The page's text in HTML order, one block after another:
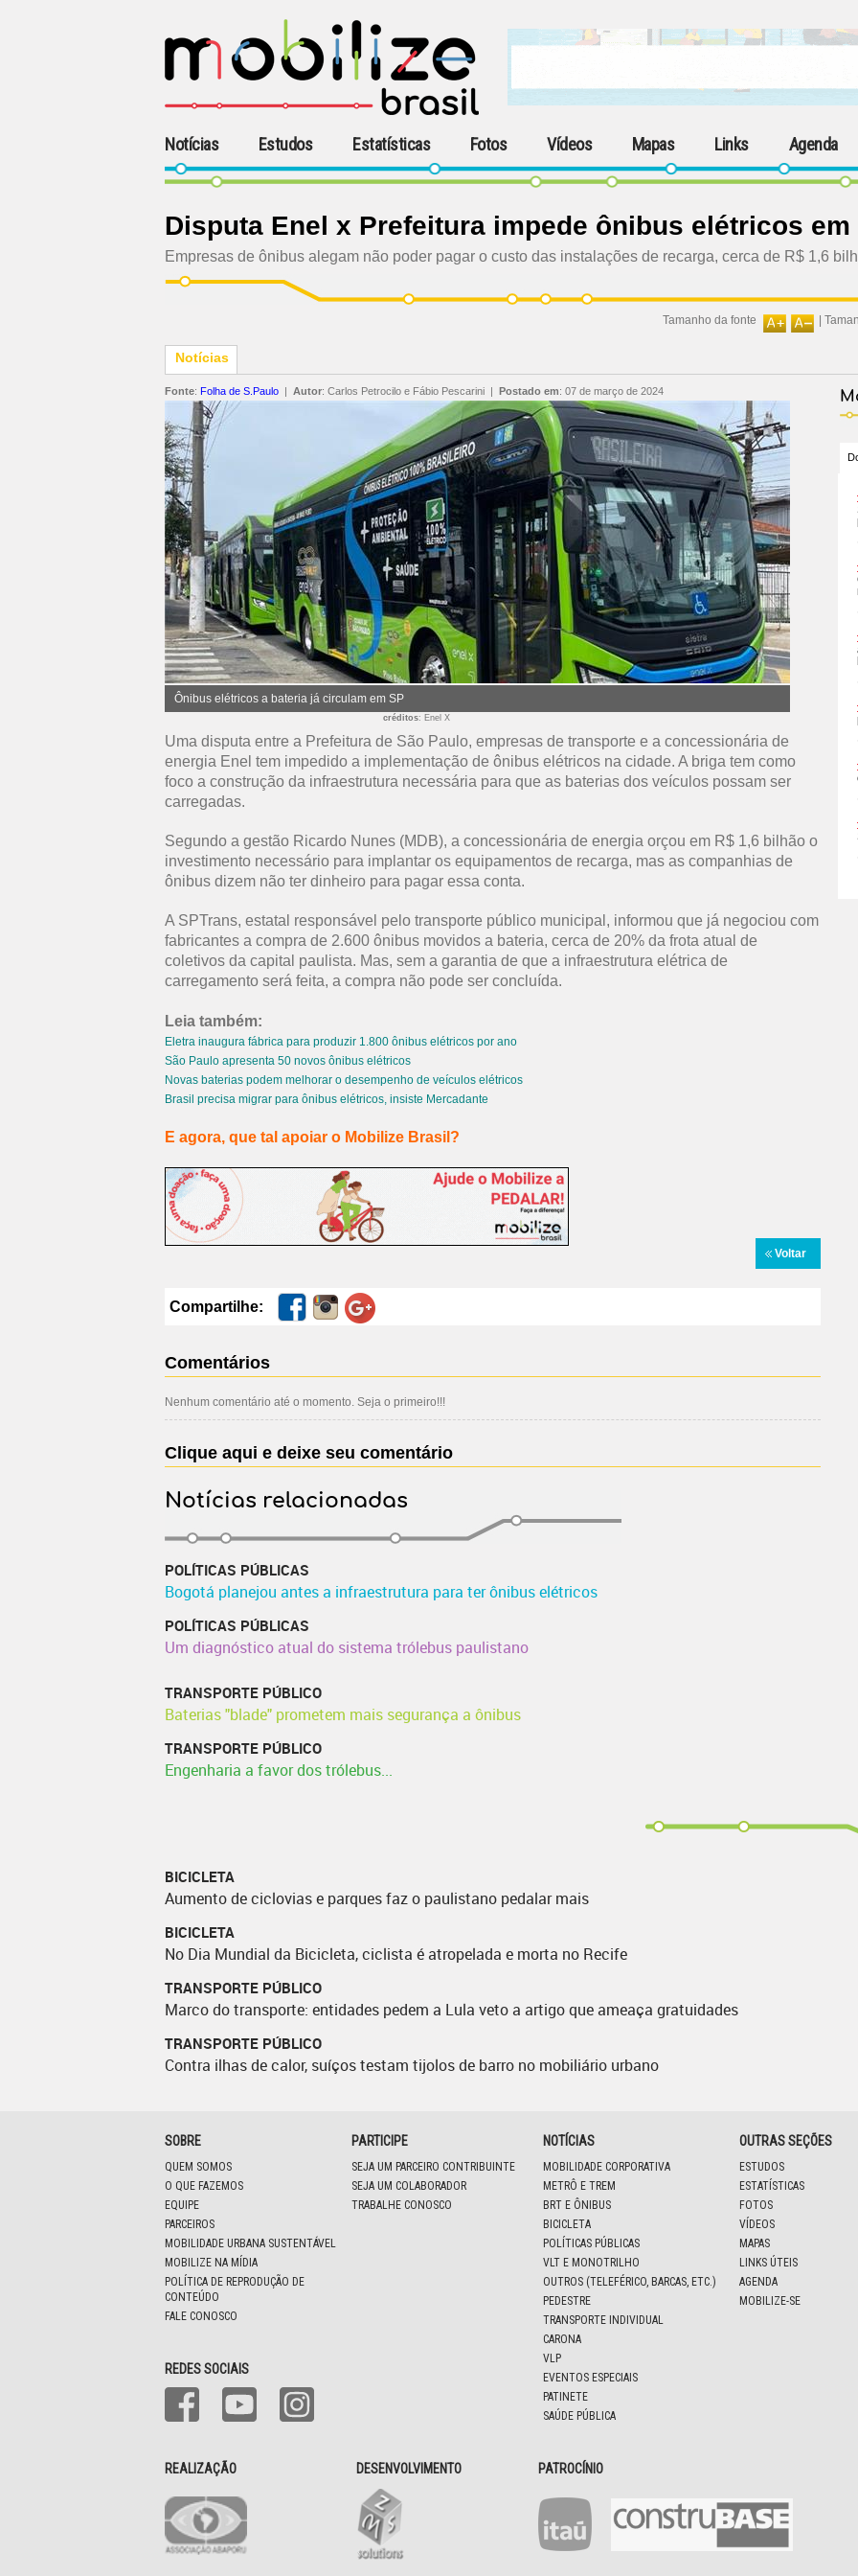
Notícias Estudos Estatísticas Fotos Vídeos Mapas Links Agenda
Disputa Enel x Prefeitura impede ônibus elétricos em
Empresas de ônibus alegam não poder pagar o custo das instalações de recarga, cerca de R$ 1,6
Tamanho da fonte
Notícias
Fonte: Folha de S.Paulo | Autor: Carlos Petrocilo e Fábio Pescarini | Postado em: 07 de março de 2024
Ônibus elétricos a bateria já circulam em SP
créditos: Enel X
Uma disputa entre a Prefeitura de São Paulo, empresas de transporte e a concessionária de
energia Enel tem impedido a implementação de ônibus elétricos na cidade. A briga tem como
foco a construção da infraestrutura necessária para que as baterias dos veículos possam ser
carregadas.
Segundo a gestão Ricardo Nunes (MDB), a concessionária de energia orçou em R$ 1,6 bilhão o
investimento necessário para implantar os equipamentos de recarga, mas as companhias de
ônibus dizem não ter dinheiro para pagar essa conta.
A SPTrans, estatal responsável pelo transporte público municipal, informou que já negociou com
fabricantes a compra de 2.600 ônibus movidos a bateria, cerca de 20% da frota atual de
coletivos da capital paulista. Mas, sem a garantia de que a infraestrutura elétrica de
carregamento será feita, a compra não pode ser concluída.
Leia também:
Eletra inaugura fábrica para produzir 1.800 ônibus elétricos por ano
São Paulo apresenta 50 novos ônibus elétricos
Novas baterias podem melhorar o desempenho de veículos elétricos
Brasil precisa migrar para ônibus elétricos, insiste Mercadante
E agora, que tal apoiar o Mobilize Brasil?
Voltar
Compartilhe:
Comentários
Nenhum comentário até o momento. Seja o primeiro!!!
Clique aqui e deixe seu comentário
Notícias relacionadas
POLÍTICAS PÚBLICAS
Bogotá planejou antes a infraestrutura para ter ônibus elétricos
POLÍTICAS PÚBLICAS
Um diagnóstico atual do sistema trólebus paulistano
TRANSPORTE PÚBLICO
Baterias "blade" prometem mais segurança a ônibus
TRANSPORTE PÚBLICO
Engenharia a favor dos trólebus...
BICICLETA
Aumento de ciclovias e parques faz o paulistano pedalar mais
BICICLETA
No Dia Mundial da Bicicleta, ciclista é atropelada e morta no Recife
TRANSPORTE PÚBLICO
Marco do transporte: entidades pedem a Lula veto a artigo que ameaça gratuidades
TRANSPORTE PÚBLICO
Contra ilhas de calor, suíços testam tijolos de barro no mobiliário urbano
SOBRE
QUEM SOMOS
O QUE FAZEMOS
EQUIPE
PARCEIROS
MOBILIDADE URBANA SUSTENTÁVEL
MOBILIZE NA MÍDIA
POLÍTICA DE REPRODUÇÃO DE
CONTEÚDO
FALE CONOSCO
PARTICIPE
SEJA UM PARCEIRO CONTRIBUINTE
SEJA UM COLABORADOR
TRABALHE CONOSCO
REDES SOCIAIS
NOTÍCIAS
MOBILIDADE CORPORATIVA
METRÔ E TREM
BRT E ÔNIBUS
BICICLETA
POLÍTICAS PÚBLICAS
VLT E MONOTRILHO
OUTROS (TELEFÉRICO, BARCAS, ETC.)
PEDESTRE
TRANSPORTE INDIVIDUAL
CARONA
VLP
EVENTOS ESPECIAIS
PATINETE
SAÚDE PÚBLICA
OUTRAS SEÇÕES
ESTUDOS
ESTATÍSTICAS
FOTOS
VÍDEOS
MAPAS
LINKS ÚTEIS
AGENDA
MOBILIZE-SE
REALIZAÇÃO DESENVOLVIMENTO PATROCÍNIO